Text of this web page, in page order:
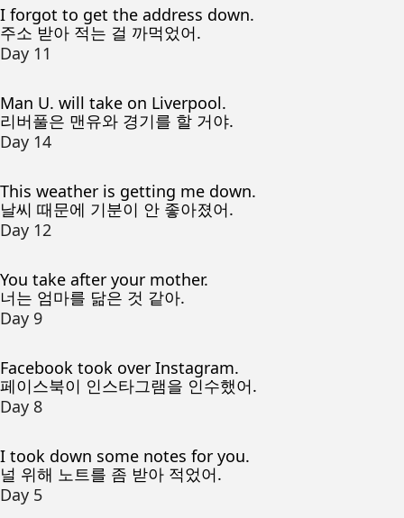
I forgot to get the address down.
주소 받아 적는 걸 까먹었어.
Day 11
Man U. will take on Liverpool.
리버풀은 맨유와 경기를 할 거야.
Day 14
This weather is getting me down.
날씨 때문에 기분이 안 좋아졌어.
Day 12
You take after your mother.
너는 엄마를 닮은 것 같아.
Day 9
Facebook took over Instagram.
페이스북이 인스타그램을 인수했어.
Day 8
I took down some notes for you.
널 위해 노트를 좀 받아 적었어.
Day 5